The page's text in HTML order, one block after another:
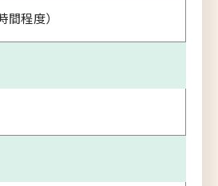
間程度）